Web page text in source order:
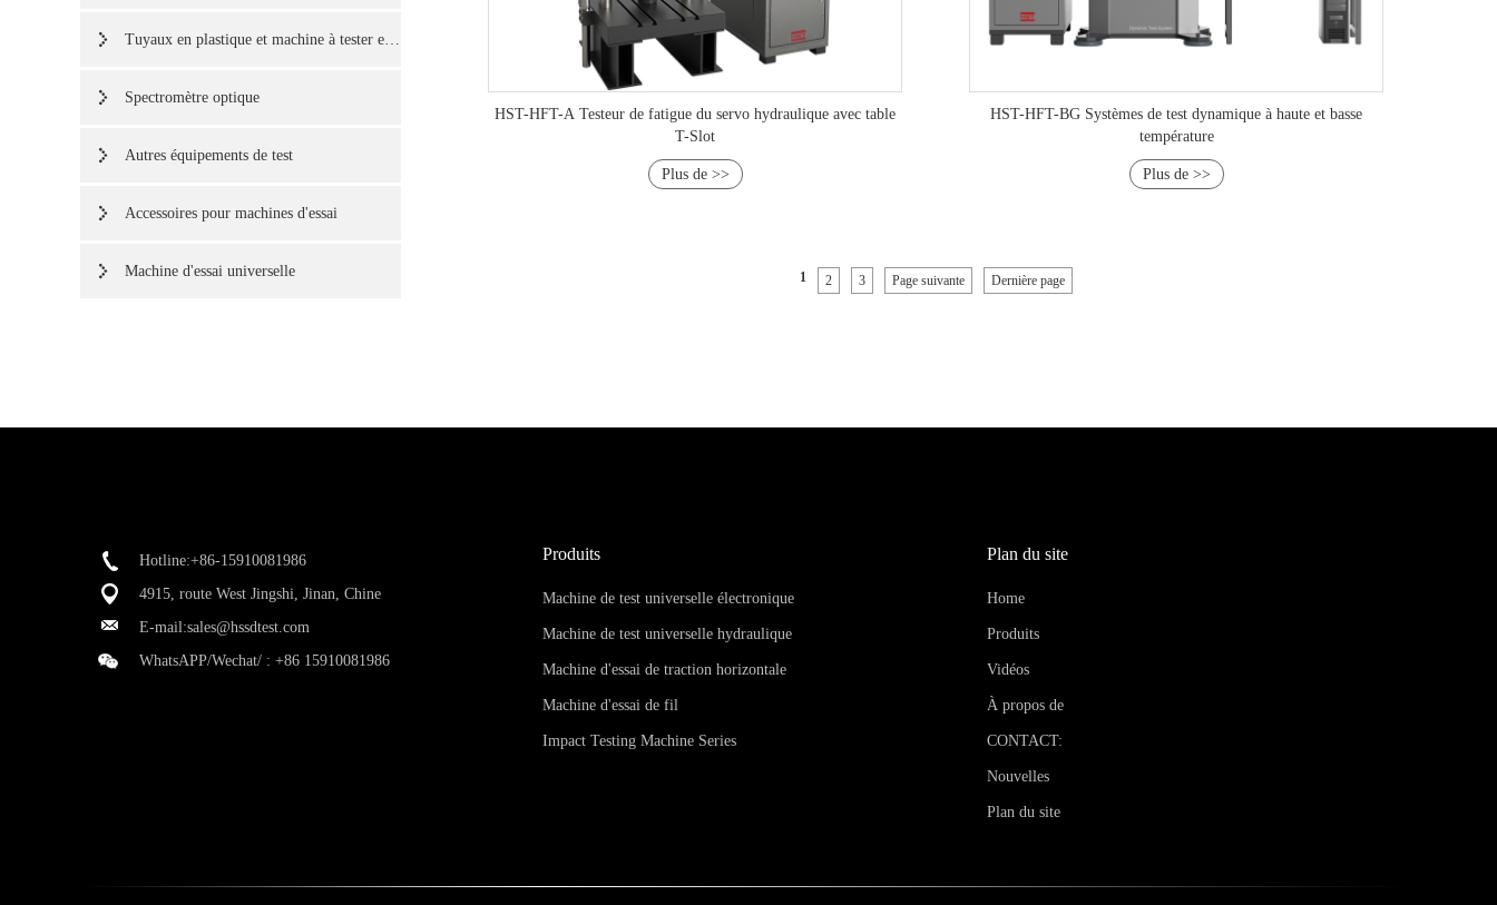
Tuyaux en plastique et machine à tester en caoutchouc
Spectromètre optique
Autres équipements de test
Accessoires pour machines d'essai
Machine d'essai universelle
HST-HFT-A Testeur de fatigue du servo hydraulique avec table
T-Slot
Plus de >>
HST-HFT-BG Systèmes de test dynamique à haute et basse
température
Plus de >>
1 2 3 Page suivante Dernière page
Hotline:+86-15910081986
4915, route West Jingshi, Jinan, Chine
E-mail:sales@hssdtest.com
WhatsAPP/Wechat/ : +86 15910081986
Produits
Machine de test universelle électronique
Machine de test universelle hydraulique
Machine d'essai de traction horizontale
Machine d'essai de fil
Impact Testing Machine Series
Plan du site
Home
Produits
Vidéos
À propos de
CONTACT:
Nouvelles
Plan du site